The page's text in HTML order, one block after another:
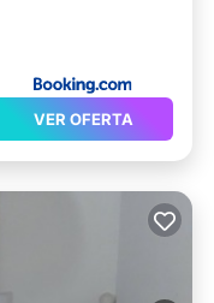
VER OFERTA